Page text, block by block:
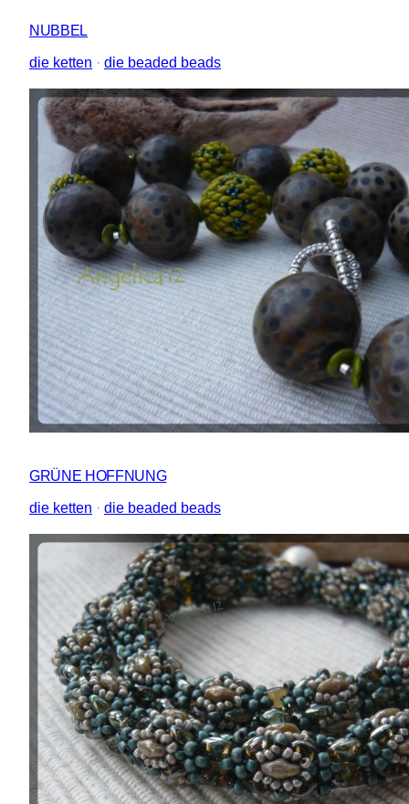
NUBBEL
die ketten · die beaded beads
GRÜNE HOFFNUNG
die ketten · die beaded beads